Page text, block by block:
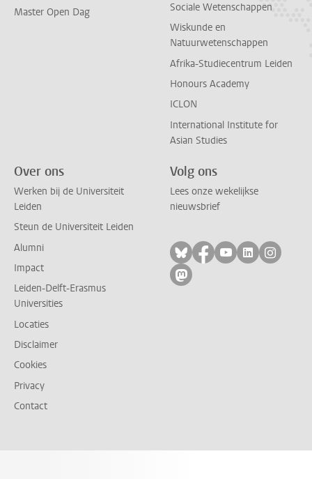
Master Open Dag
Sociale Wetenschappen
Wiskunde en
Natuurwetenschappen
Afrika-Studiecentrum Leiden
Honours Academy
ICLON
International Institute for
Asian Studies
Over ons
Werken bij de Universiteit
Leiden
Steun de Universiteit Leiden
Alumni
Impact
Leiden-Delft-Erasmus
Universities
Locaties
Disclaimer
Cookies
Privacy
Contact
Volg ons
Lees onze wekelijkse
nieuwsbrief
Volg ons op bluesky
Volg ons op
Volg ons op
Volg ons
Volg
Volg ons op mastodon